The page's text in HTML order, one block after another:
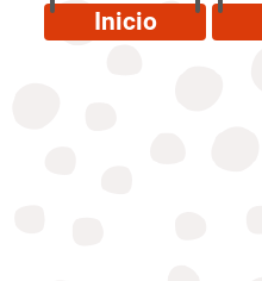
Inicio